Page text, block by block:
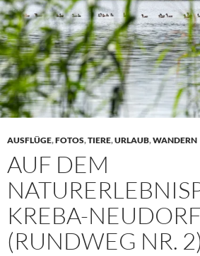
AUSFLÜGE,FOTOS,TIERE,URLAUB,WANDERN
AUF DEM
KREBA-
(RUNDWEG NR. 2)